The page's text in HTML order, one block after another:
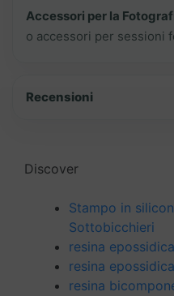
Accessori per la
o accessori per sessioni
Recensioni
Discover
Stampo in
Sottobicchieri
resina
resina epossidica
resina